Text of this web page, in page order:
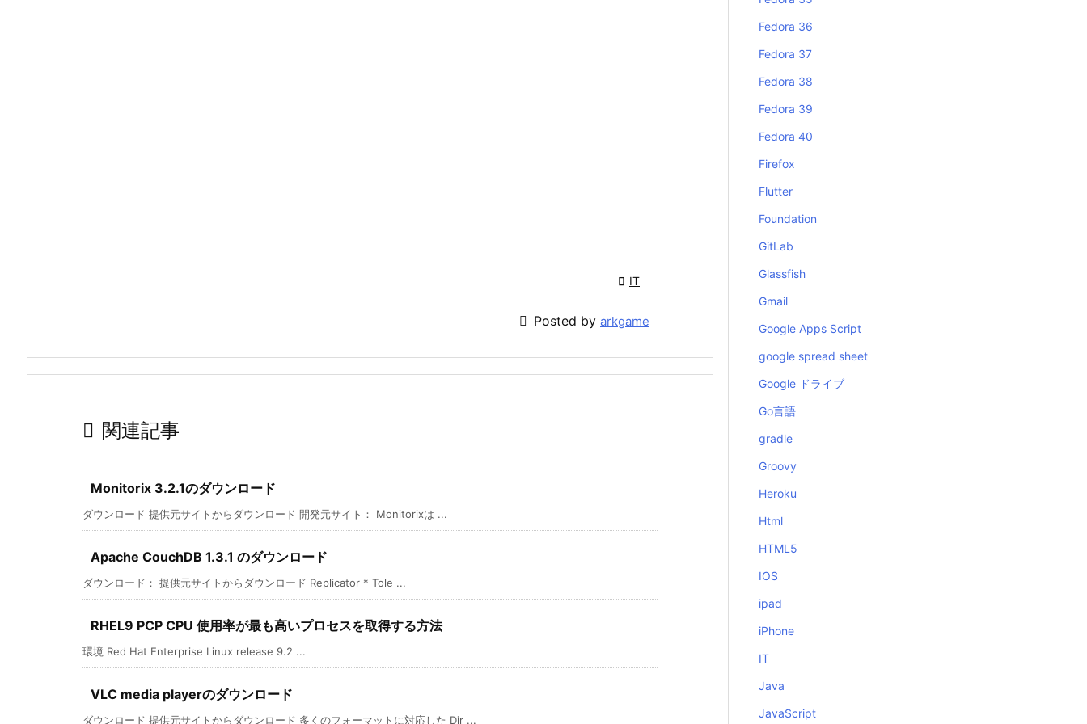
 IT
 Posted by arkgame
 関連記事
Monitorix 3.2.1のダウンロード
ダウンロード 提供元サイトからダウンロード 開発元サイト： Monitorixは ...
Apache CouchDB 1.3.1 のダウンロード
ダウンロード： 提供元サイトからダウンロード Replicator * Tole ...
RHEL9 PCP CPU 使用率が最も高いプロセスを取得する方法
環境 Red Hat Enterprise Linux release 9.2 ...
VLC media playerのダウンロード
ダウンロード 提供元サイトからダウンロード 多くのフォーマットに対応した Dir ...
Fedora 36
Fedora 37
Fedora 38
Fedora 39
Fedora 40
Firefox
Flutter
Foundation
GitLab
Glassfish
Gmail
Google Apps Script
google spread sheet
Google ドライブ
Go言語
gradle
Groovy
Heroku
Html
HTML5
IOS
ipad
iPhone
IT
Java
JavaScript